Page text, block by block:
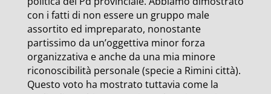
con i fatti di non essere un gruppo male
assortito ed impreparato, nonostante
partissimo da un’oggettiva minor forza
organizzativa e anche da una mia minore
riconoscibilità personale (specie a Rimini città).
Questo voto ha mostrato tuttavia come la